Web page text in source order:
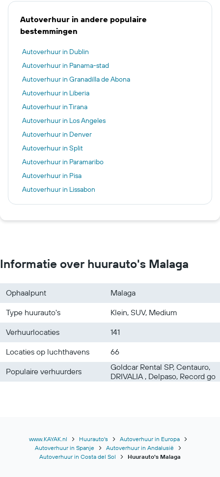
Autoverhuur in andere populaire
bestemmingen
Autoverhuur in Dublin
Autoverhuur in Panama-stad
Autoverhuur in Granadilla de Abona
Autoverhuur in Liberia
Autoverhuur in Tirana
Autoverhuur in Los Angeles
Autoverhuur in Denver
Autoverhuur in Split
Autoverhuur in Paramaribo
Autoverhuur in Pisa
Autoverhuur in Lissabon
Autoverhuur in Samsun
Informatie over huurauto's Malaga
Ophaalpunt
Malaga
Type huurauto's
Klein, SUV, Medium
Verhuurlocaties
141
Locaties op luchthavens
66
Populaire verhuurders
Goldcar Rental SP, Centauro,
DRIVALIA , Delpaso, Record go
www.KAYAK.nl Huurauto's
Autoverhuur in Europa
Autoverhuur in Spanje
Autoverhuur in Andalusië
Autoverhuur in Costa del Sol
Huurauto's Malaga